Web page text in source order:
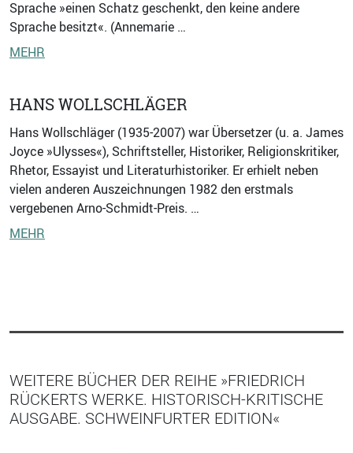
Sprache »einen Schatz geschenkt, den keine andere
Sprache besitzt«. (Annemarie …
MEHR
HANS WOLLSCHLÄGER
Hans Wollschläger (1935-2007) war Übersetzer (u. a. James
Joyce »Ulysses«), Schriftsteller, Historiker, Religionskritiker,
Rhetor, Essayist und Literaturhistoriker. Er erhielt neben
vielen anderen Auszeichnungen 1982 den erstmals
vergebenen Arno-Schmidt-Preis. …
MEHR
WEITERE BÜCHER DER REIHE »FRIEDRICH
RÜCKERTS WERKE. HISTORISCH-KRITISCHE
AUSGABE. SCHWEINFURTER EDITION«